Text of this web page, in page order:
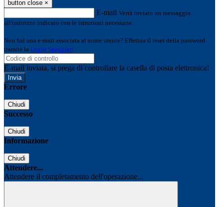
button close ×
E-mail Verrà inviato un messaggio
all'indirizzo indicato con le istruzioni necessarie.
Non hai una e-mail associata al nome utente? Effettua il reset della password
tramite la Login Spaggiari
E-mail inviata, si prega di controllare la casella di posta elettronica!
Errore
Chiudi
Successo
Chiudi
Informazione
Chiudi
Attendere...
Attendere il completamento dell'operazione...